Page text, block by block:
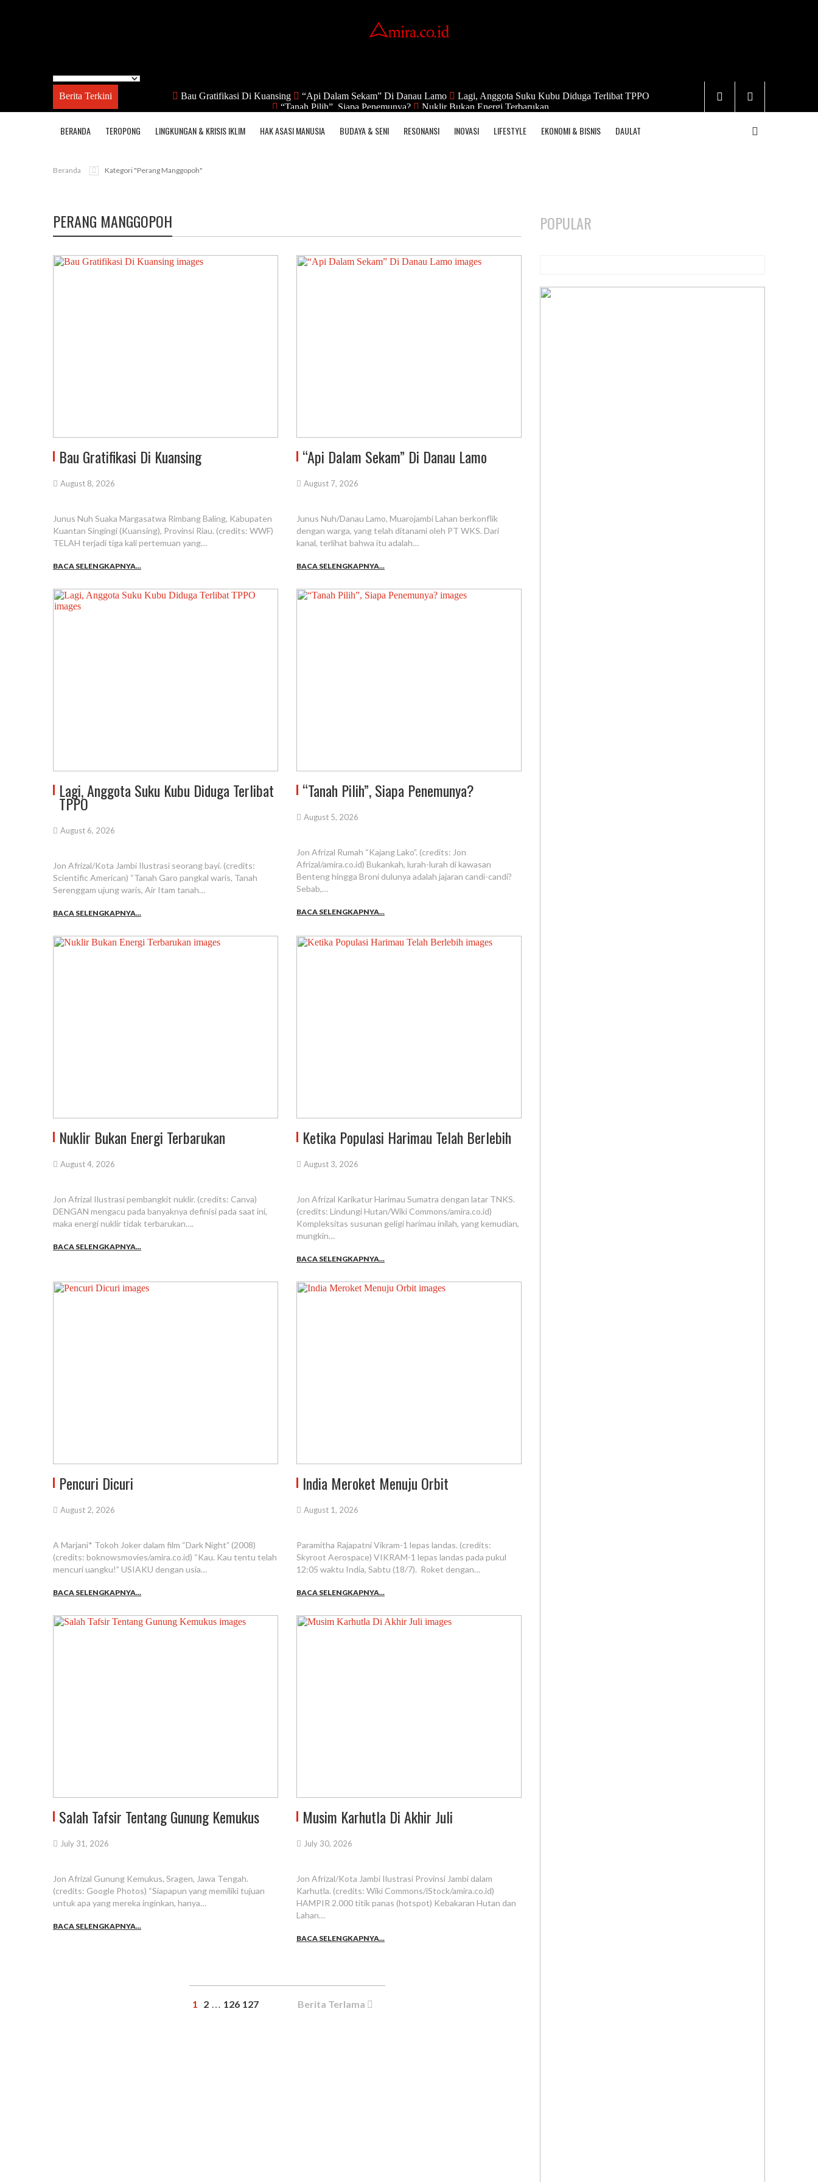
Berita Terkini Bau Gratifikasi Di Kuansing “Api Dalam Sekam” Di Danau Lamo
Lagi, Anggota Suku Kubu Diduga Terlibat TPPO
“Tanah Pilih”, Siapa Penemunya?
Nuklir Bukan Energi Terbarukan
BERANDA TEROPONG LINGKUNGAN & KRISIS IKLIM HAK ASASI MANUSIA BUDAYA & SENI RESONANSI INOVASI LIFESTYLE EKONOMI & BISNIS DAULAT
Beranda Kategori "perang Manggopoh"
PERANG MANGGOPOH
Bau Gratifikasi Di Kuansing
August 8, 2026
Junus Nuh Suaka Margasatwa Rimbang Baling, Kabupaten
Kuantan Singingi (Kuansing), Provinsi Riau. (credits: WWF)
TELAH terjadi tiga kali pertemuan yang…
BACA SELENGKAPNYA...
“Api Dalam Sekam” Di Danau Lamo
August 7, 2026
Junus Nuh/Danau Lamo, Muarojambi Lahan berkonflik
dengan warga, yang telah ditanami oleh PT WKS. Dari
kanal, terlihat bahwa itu adalah…
BACA SELENGKAPNYA...
Lagi, Anggota Suku Kubu Diduga Terlibat
TPPO
August 6, 2026
Jon Afrizal/Kota Jambi Ilustrasi seorang bayi. (credits:
Scientific American) “Tanah Garo pangkal waris, Tanah
Serenggam ujung waris, Air Itam tanah…
BACA SELENGKAPNYA...
“Tanah Pilih”, Siapa Penemunya?
August 5, 2026
Jon Afrizal Rumah “Kajang Lako”. (credits: Jon
Afrizal/amira.co.id) Bukankah, lurah-lurah di kawasan
Benteng hingga Broni dulunya adalah jajaran candi-candi?
Sebab,…
BACA SELENGKAPNYA...
Nuklir Bukan Energi Terbarukan
August 4, 2026
Jon Afrizal Ilustrasi pembangkit nuklir. (credits: Canva)
DENGAN mengacu pada banyaknya definisi pada saat ini,
maka energi nuklir tidak terbarukan….
BACA SELENGKAPNYA...
Ketika Populasi Harimau Telah Berlebih
August 3, 2026
Jon Afrizal Karikatur Harimau Sumatra dengan latar TNKS.
(credits: Lindungi Hutan/Wiki Commons/amira.co.id)
Kompleksitas susunan geligi harimau inilah, yang kemudian,
mungkin…
BACA SELENGKAPNYA...
Pencuri Dicuri
August 2, 2026
A Marjani* Tokoh Joker dalam film “Dark Night” (2008)
(credits: boknowsmovies/amira.co.id) “Kau. Kau tentu telah
mencuri uangku!” USIAKU dengan usia…
BACA SELENGKAPNYA...
India Meroket Menuju Orbit
August 1, 2026
Paramitha Rajapatni Vikram-1 lepas landas. (credits:
Skyroot Aerospace) VIKRAM-1 lepas landas pada pukul
12:05 waktu India, Sabtu (18/7). Roket dengan…
BACA SELENGKAPNYA...
Salah Tafsir Tentang Gunung Kemukus
July 31, 2026
Jon Afrizal Gunung Kemukus, Sragen, Jawa Tengah.
(credits: Google Photos) “Siapapun yang memiliki tujuan
untuk apa yang mereka inginkan, hanya…
BACA SELENGKAPNYA...
Musim Karhutla Di Akhir Juli
July 30, 2026
Jon Afrizal/Kota Jambi Ilustrasi Provinsi Jambi dalam
Karhutla. (credits: Wiki Commons/iStock/amira.co.id)
HAMPIR 2.000 titik panas (hotspot) Kebakaran Hutan dan
Lahan…
BACA SELENGKAPNYA...
1 2 … 126 127 Berita Terlama
POPULAR